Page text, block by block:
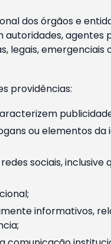
dos órgãos e
agentes
emergenciais
providências:
ou elementos
sociais,
informativos,